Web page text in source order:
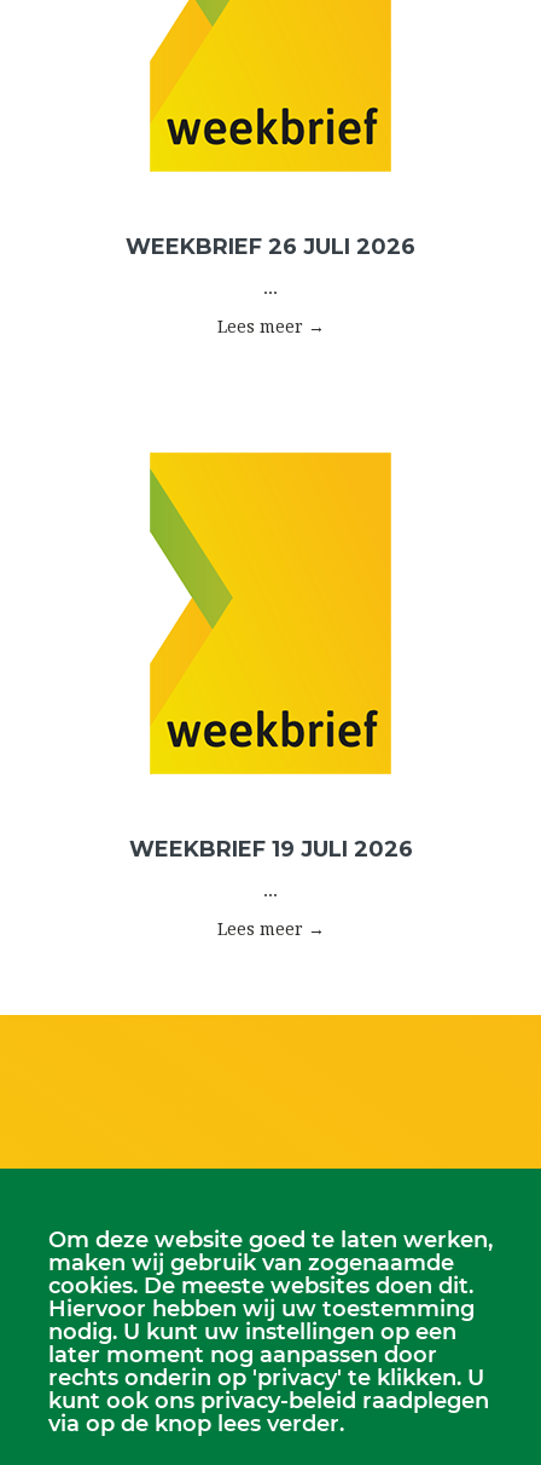
WEEKBRIEF 26 JULI 2026
...
Lees meer →
WEEKBRIEF 19 JULI 2026
...
Lees meer →
Scriba
Dhr. Leen Kruithof
scriba@kerkheerjansdam.nl
Om deze website goed te laten werken,
maken wij gebruik van zogenaamde
cookies. De meeste websites doen dit.
Hiervoor hebben wij uw toestemming
nodig. U kunt uw instellingen op een
later moment nog aanpassen door
rechts onderin op 'privacy' te klikken. U
kunt ook ons privacy-beleid raadplegen
via op de knop lees verder.